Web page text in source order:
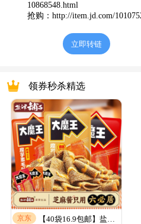
10868548.html
抢购： http://item.jd.com/
立即转链
领券秒杀精选
京东
【40袋16.9包邮】盐津